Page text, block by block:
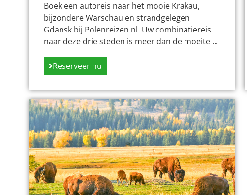
Boek een autoreis naar het mooie Krakau,
bijzondere Warschau en strandgelegen
Gdansk bij Polenreizen.nl. Uw combinatiereis
naar deze drie steden is meer dan de moeite ...
Reserveer nu